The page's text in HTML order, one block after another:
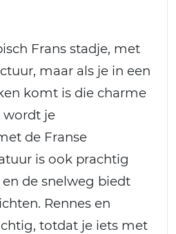
Frans stadje, met
maar als je in een
komt is die charme
wordt je
de Franse
is ook prachtig
de snelweg biedt
Rennes en
totdat je iets met